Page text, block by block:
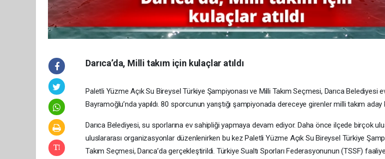
Darıca’da, Milli takım için kulaçlar atıldı
Paletli Yüzme Açık Su Bireysel Türkiye Şampiyonası ve Milli Takım Seçmesi, Darıca Belediyesi
Bayramoğlu’nda yapıldı. 80 sporcunun yarıştığı şampiyonada dereceye girenler milli takım aday
Darıca Belediyesi, su sporlarına ev sahipliği yapmaya devam ediyor. Daha önce ilçede birçok
uluslararası organizasyonlar düzenlenirken bu kez Paletli Yüzme Açık Su Bireysel Türkiye
Takım Seçmesi, Darıca’da gerçekleştirildi. Türkiye Sualtı Sporları Federasyonunun (TSSF)